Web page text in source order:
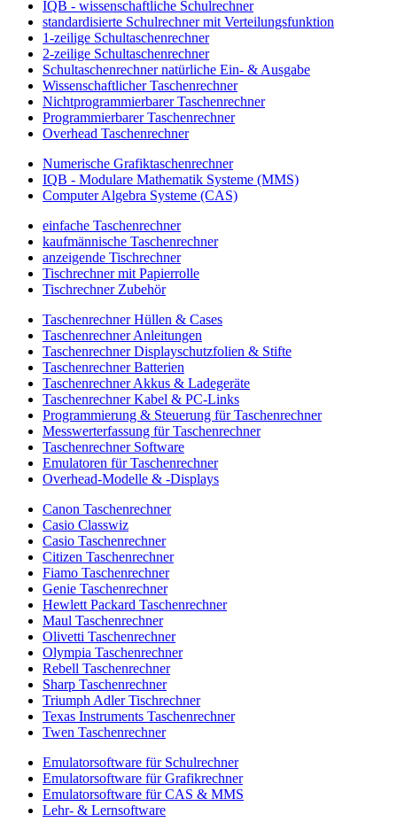
IQB - wissenschaftliche Schulrechner
standardisierte Schulrechner mit Verteilungsfunktion
1-zeilige Schultaschenrechner
2-zeilige Schultaschenrechner
Schultaschenrechner natürliche Ein- & Ausgabe
Wissenschaftlicher Taschenrechner
Nichtprogrammierbarer Taschenrechner
Programmierbarer Taschenrechner
Overhead Taschenrechner
Numerische Grafiktaschenrechner
IQB - Modulare Mathematik Systeme (MMS)
Computer Algebra Systeme (CAS)
einfache Taschenrechner
kaufmännische Taschenrechner
anzeigende Tischrechner
Tischrechner mit Papierrolle
Tischrechner Zubehör
Taschenrechner Hüllen & Cases
Taschenrechner Anleitungen
Taschenrechner Displayschutzfolien & Stifte
Taschenrechner Batterien
Taschenrechner Akkus & Ladegeräte
Taschenrechner Kabel & PC-Links
Programmierung & Steuerung für Taschenrechner
Messwerterfassung für Taschenrechner
Taschenrechner Software
Emulatoren für Taschenrechner
Overhead-Modelle & -Displays
Canon Taschenrechner
Casio Classwiz
Casio Taschenrechner
Citizen Taschenrechner
Fiamo Taschenrechner
Genie Taschenrechner
Hewlett Packard Taschenrechner
Maul Taschenrechner
Olivetti Taschenrechner
Olympia Taschenrechner
Rebell Taschenrechner
Sharp Taschenrechner
Triumph Adler Tischrechner
Texas Instruments Taschenrechner
Twen Taschenrechner
Emulatorsoftware für Schulrechner
Emulatorsoftware für Grafikrechner
Emulatorsoftware für CAS & MMS
Lehr- & Lernsoftware